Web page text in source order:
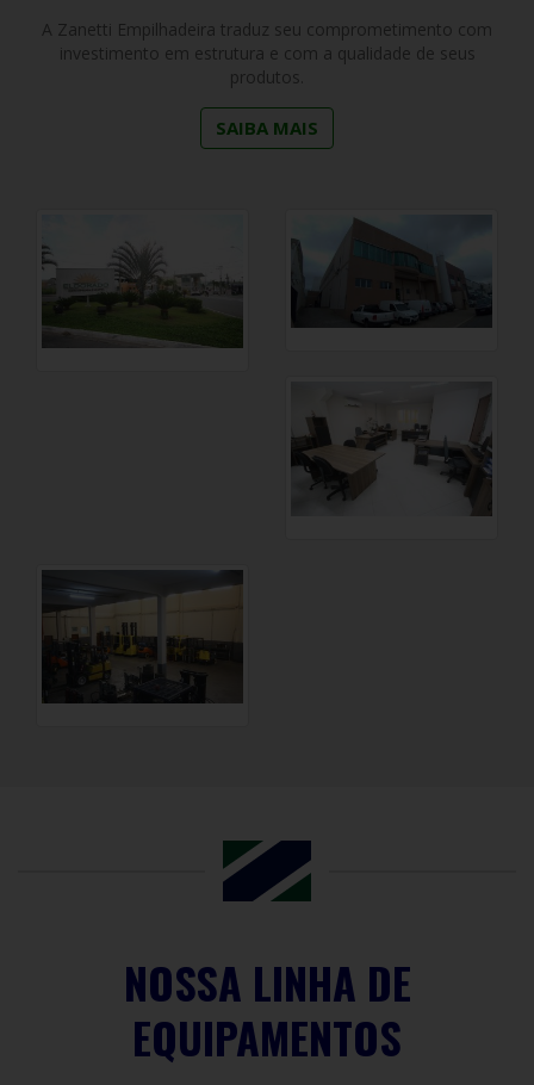
A Zanetti Empilhadeira traduz seu comprometimento com
investimento em estrutura e com a qualidade de seus
produtos.
SAIBA MAIS
NOSSA LINHA DE
EQUIPAMENTOS